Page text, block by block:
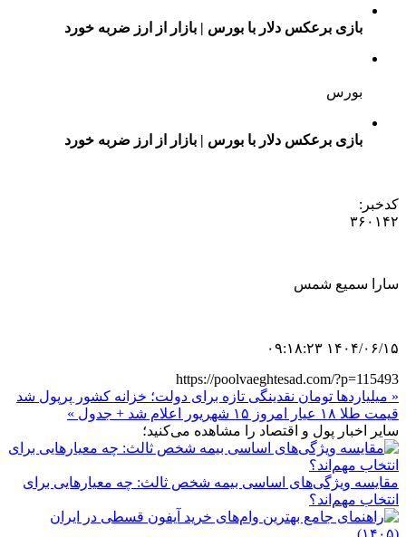
بازی برعکس دلار با بورس | بازار از ارز ضربه خورد
بورس
بازی برعکس دلار با بورس | بازار از ارز ضربه خورد
کدخبر:
۳۶۰۱۴۲
سارا سمیع شمس
۱۴۰۴/۰۶/۱۵ ۰۹:۱۸:۲۳
https://poolvaeghtesad.com/?p=115493
« میلیاردها تومان نقدینگی تازه برای دولت؛ خزانه کشور پرپول شد
قیمت طلا ۱۸ عیار امروز ۱۵ شهریور اعلام شد + جدول »
سایر اخبار پول و اقتصاد را مشاهده می‌کنید؛
مقایسه ویژگی‌های اساسی بیمه شخص ثالث: چه معیارهایی برای
انتخاب مهم‌اند؟